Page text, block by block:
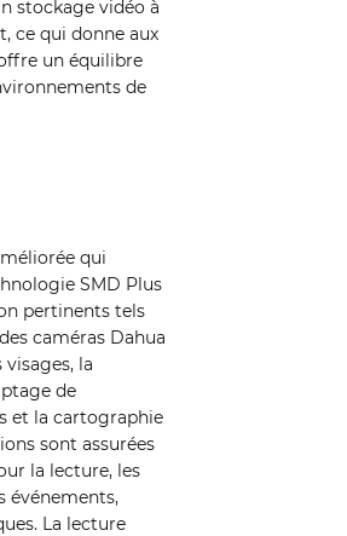
stockage vidéo à
ce qui donne aux
un équilibre
de
qui
SMD Plus
pertinents tels
caméras Dahua
la
de
et la cartographie
sont assurées
la lecture, les
événements,
La lecture